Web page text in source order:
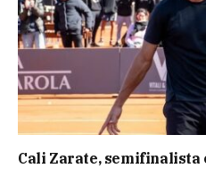
Cali Zarate, semifinalista